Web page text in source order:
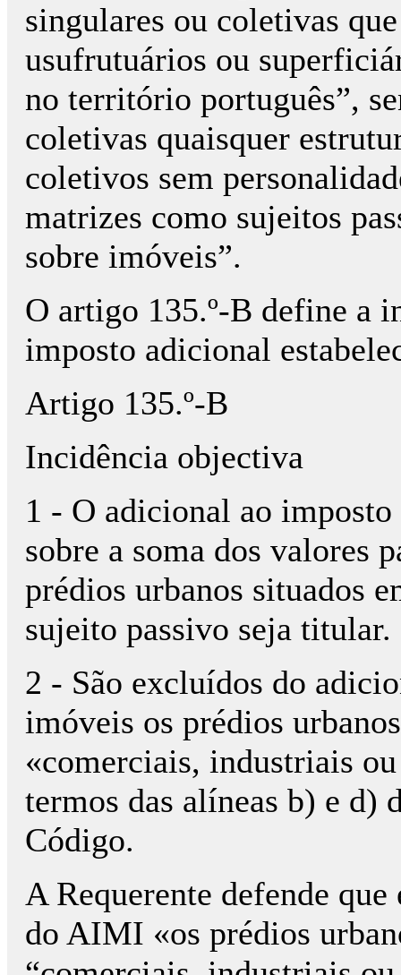
singulares ou coletivas
usufrutuários ou
no território português”,
coletivas quaisquer
coletivos sem
matrizes como sujeitos
sobre imóveis”.
O artigo 135.º-B define a
imposto adicional
Artigo 135.º-B
Incidência objectiva
1 - O adicional ao
sobre a soma dos valores
prédios urbanos situados
sujeito passivo seja titular.
2 - São excluídos do
imóveis os prédios
«comerciais, industriais
termos das alíneas b) e d)
Código.
A Requerente defende
do AIMI «os prédios